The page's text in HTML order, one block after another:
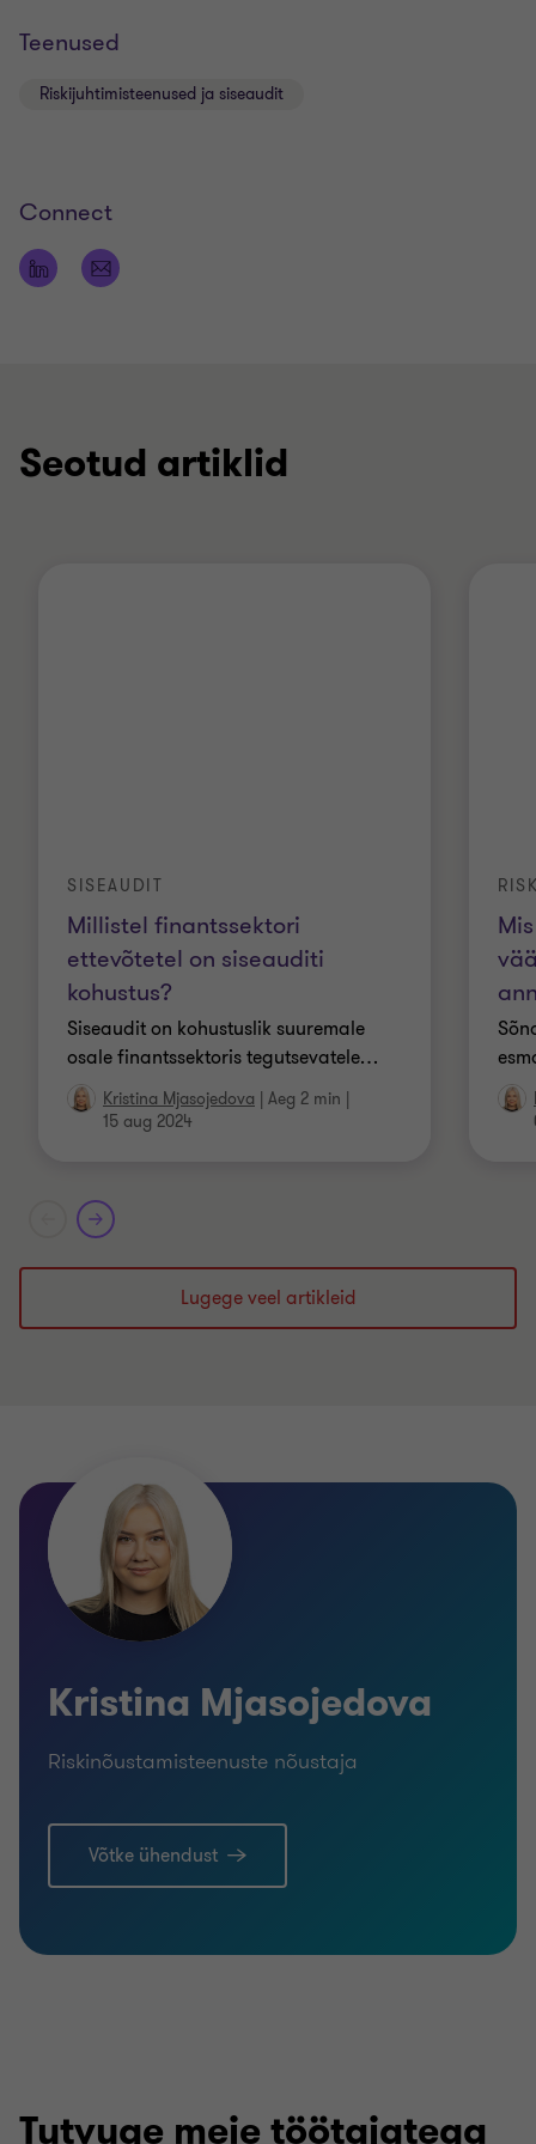
Teenused
Riskijuhtimisteenused ja siseaudit
Connect
Seotud artiklid
Millistel finantssektori
ettevõtetel on siseauditi
kohustus?
SISEAUDIT
Siseaudit on kohustuslik suuremale
osale finantssektoris tegutsevatele…
Kristina Mjasojedova Aeg 2 min
15 aug 2024
Lugege veel artikleid
Kristina Mjasojedova
Riskinõustamisteenuste nõustaja
Võtke ühendust
Tutvuge meie töötajatega